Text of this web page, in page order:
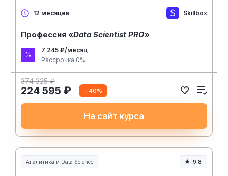
12 месяцев Skillbox
Профессия «Data Scientist PRO»
7 245 ₽/месяц
Рассрочка 0%
374 325 ₽
224 595 ₽ - 40%
На сайт курса
Аналитика и Data Science 9.8